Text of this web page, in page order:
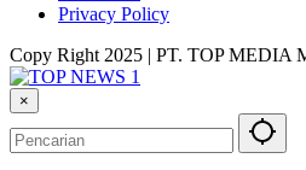
Privacy Policy
Copy Right 2025 | PT. TOP MEDIA
×